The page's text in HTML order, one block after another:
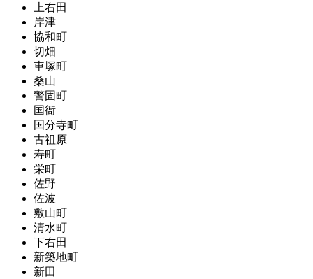
上右田
岸津
協和町
切畑
車塚町
桑山
警固町
国衙
国分寺町
古祖原
寿町
栄町
佐野
佐波
敷山町
清水町
下右田
新築地町
新田